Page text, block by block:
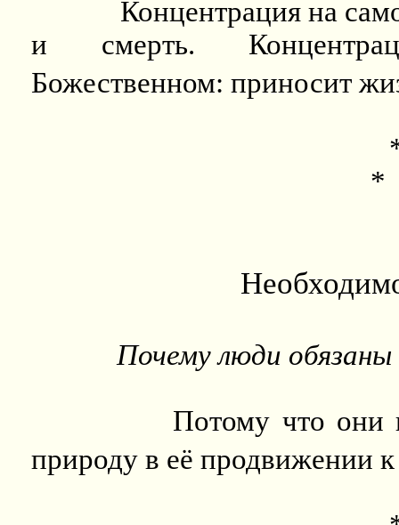
Концентрация на
и смерть.
Божественном: приносит
*
Почему люди
Потому что они
природу в её продвижении